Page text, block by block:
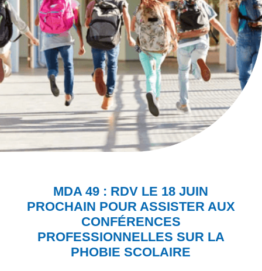
MDA 49 : RDV LE 18 JUIN
PROCHAIN POUR ASSISTER AUX
CONFÉRENCES
PROFESSIONNELLES SUR LA
PHOBIE SCOLAIRE